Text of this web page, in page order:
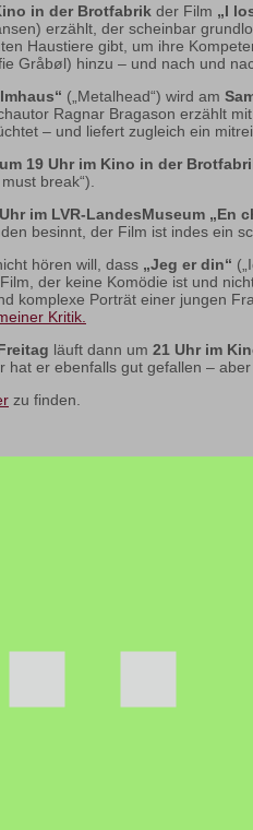
in der Brotfabrik der Film „I
erzählt, der scheinbar
Haustiere gibt, um ihre
Gråbøl) hinzu – und nach und
(„Metalhead“) wird am
Ragnar Bragason erzählt
– und liefert zugleich ein
um 19 Uhr im Kino in der
break“).
im LVR-LandesMuseum „En
besinnt, der Film ist indes ein
hören will, dass „Jeg er din“
der keine Komödie ist und
komplexe Porträt einer jungen
Kritik.
läuft dann um 21 Uhr im
er ebenfalls gut gefallen –
zu finden.